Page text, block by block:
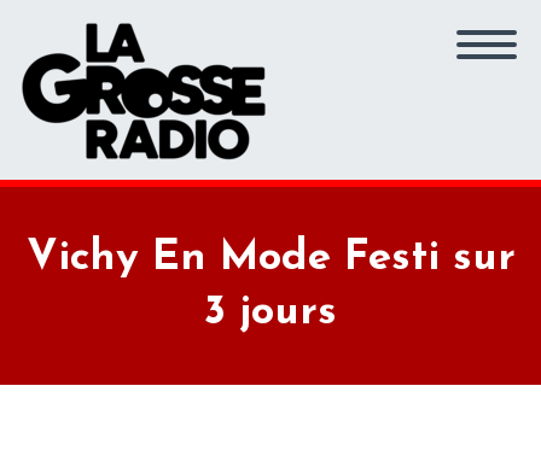
Vichy En Mode Festi sur
3 jours